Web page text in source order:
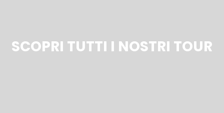
SCOPRI TUTTI I NOSTRI TOUR